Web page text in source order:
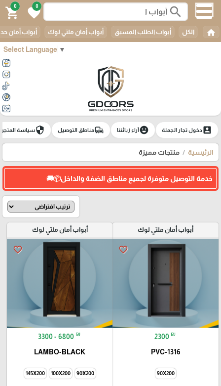
Select Language ▼
search
0
favorite
0
shopping_cart
home الكل أبواب الطلب المسبق أبواب أمان ملتي لوك أبواب أمان
account_boxدخول تجار الجملة emoji_emotionsآراء زبائننا commuteمناطق التوصيل securityسياسة المتجر
الرئيسية منتجات مميزة
خدمة التوصيل متوفرة لجميع مناطق الضفة والداخل📦🚚
أبواب أمان ملتي لوك
favorite_border
2300 ₪
PVC-1316
90X200
أبواب أمان ملتي لوك
favorite_border
3300 - 6800 ₪
LAMBO-BLACK
90X200
100X200
145X200